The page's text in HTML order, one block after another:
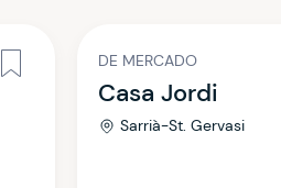
DE MERCADO
Casa Jordi
Sarrià-St. Gervasi